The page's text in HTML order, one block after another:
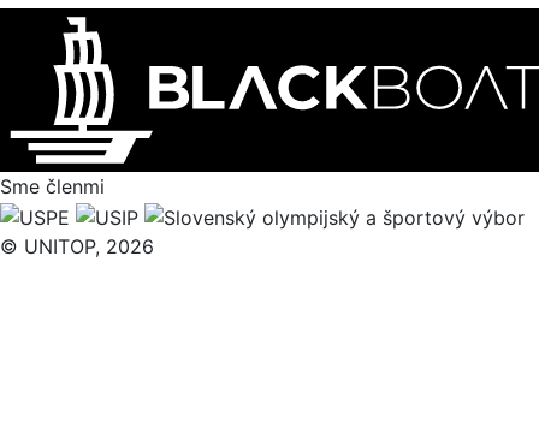
Sme členmi
© UNITOP, 2026